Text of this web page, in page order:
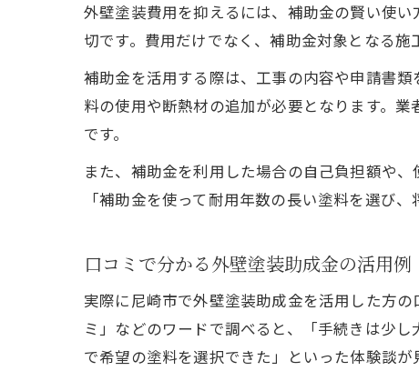
外壁塗装費用を抑えるには、補助金の賢い使
切です。費用だけでなく、補助金対象となる施
補助金を活用する際は、工事の内容や申請書
料の使用や断熱材の追加が必要となります。
です。
また、補助金を利用した場合の自己負担額や
「補助金を使って耐用年数の長い塗料を選び
口コミで分かる外壁塗装助成金の活用例
実際に尼崎市で外壁塗装助成金を活用した方
ミ」などのワードで調べると、「手続きは少
で希望の塗料を選択できた」といった体験談が